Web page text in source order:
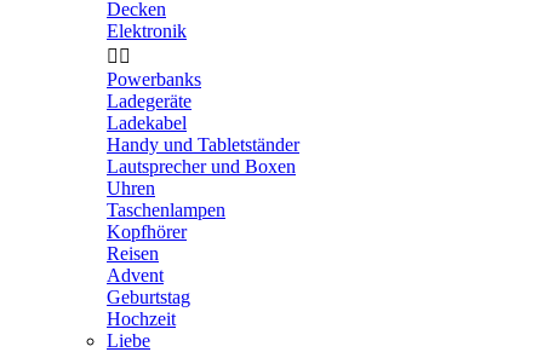
Decken
Elektronik
 
Powerbanks
Ladegeräte
Ladekabel
Handy und Tabletständer
Lautsprecher und Boxen
Uhren
Taschenlampen
Kopfhörer
Reisen
Advent
Geburtstag
Hochzeit
Liebe